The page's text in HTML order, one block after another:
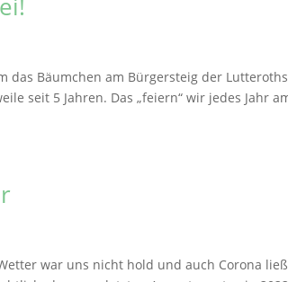
das Bäumchen am Bürgersteig der
seit 5 Jahren. Das „feiern“ wir jedes Jahr
war uns nicht hold und auch Corona